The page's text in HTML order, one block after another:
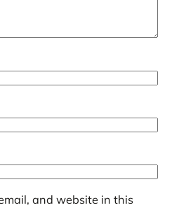
and website in this